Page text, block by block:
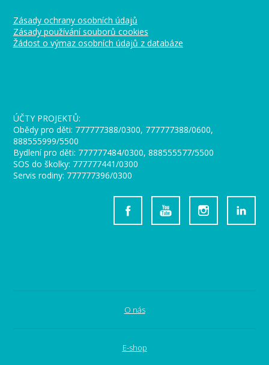
Zásady ochrany osobních údajů
Zásady používání souborů cookies
Žádost o výmaz osobních údajů z databáze
ÚČTY PROJEKTŮ:
Obědy pro děti: 777777388/0300, 777777388/0600,
888555999/5500
Bydlení pro děti: 777777484/0300, 888555577/5500
SOS do školky: 777777441/0300
Servis rodiny: 777777396/0300
O nás
E-shop